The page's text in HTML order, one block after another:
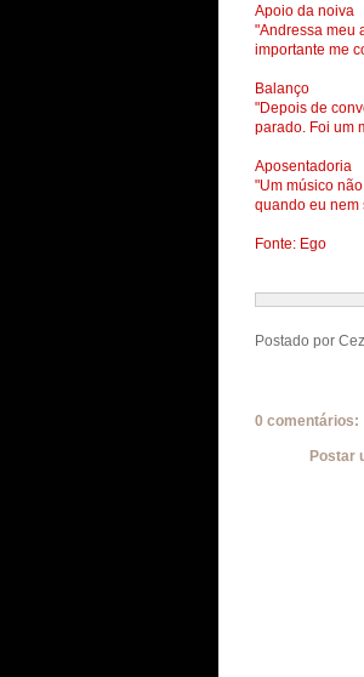
Apoio da noiva
"Andressa meu
importante me
Balanço
"Depois de
parado. Foi um
Aposentadoria
"Um músico
quando eu nem
Fonte: Ego
Postado por
0 comentários:
Postar